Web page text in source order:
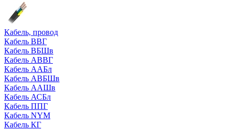
Кабель, провод
Кабель ВВГ
Кабель ВБШв
Кабель АВВГ
Кабель ААБл
Кабель АВБШв
Кабель ААШв
Кабель АСБл
Кабель ППГ
Кабель NYM
Кабель КГ